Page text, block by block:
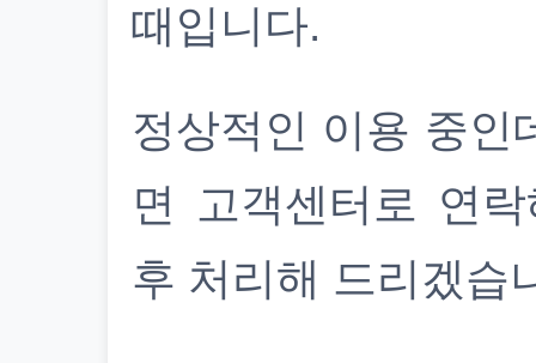
때입니다.
정상적인 이용 중인
면 고객센터로 연
후 처리해 드리겠습